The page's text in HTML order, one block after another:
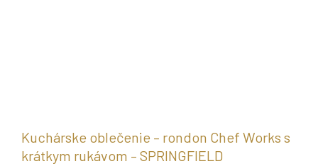
Kuchárske oblečenie – rondon Chef Works s
krátkym rukávom – SPRINGFIELD